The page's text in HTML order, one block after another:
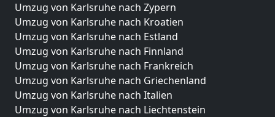
Umzug von Karlsruhe nach Zypern
Umzug von Karlsruhe nach Kroatien
Umzug von Karlsruhe nach Estland
Umzug von Karlsruhe nach Finnland
Umzug von Karlsruhe nach Frankreich
Umzug von Karlsruhe nach Griechenland
Umzug von Karlsruhe nach Italien
Umzug von Karlsruhe nach Liechtenstein